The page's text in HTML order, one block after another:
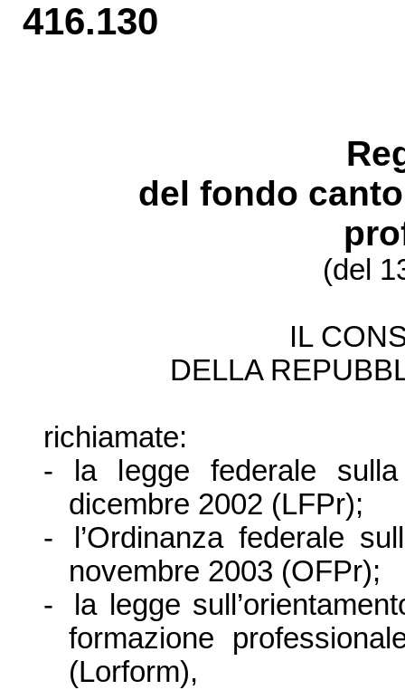
416.130
del fondo can
(del
IL
DELLA
richiamate:
-
la l egge federale
dicembre 2002 (LFPr);
-
l’Ordinanza federale
novembre 2003 (OFPr);
-
la l egge
formazione
(Lorform),